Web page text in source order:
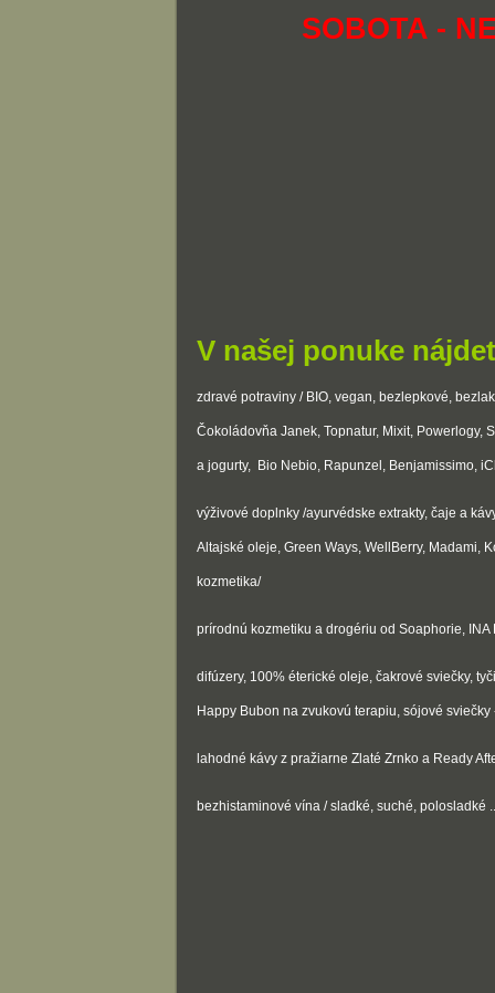
SOBOTA -
V našej ponuke
zdravé potraviny / BIO, vegan, bezlepkové,
Čokoládovňa Janek, Topnatur, Mixit, Powerlogy,
a jogurty, Bio Nebio, Rapunzel, Benjamissimo,
výživové doplnky /ayurvédske extrakty, čaje a
Altajské oleje, Green Ways, WellBerry, Madami,
kozmetika/
prírodnú kozmetiku a drogériu od Soaphorie, INA
difúzery, 100% éterické oleje, čakrové sviečky,
Happy Bubon na zvukovú terapiu, sójové
lahodné kávy z pražiarne Zlaté Zrnko a Ready
bezhistaminové vína / sladké, suché, polosladké